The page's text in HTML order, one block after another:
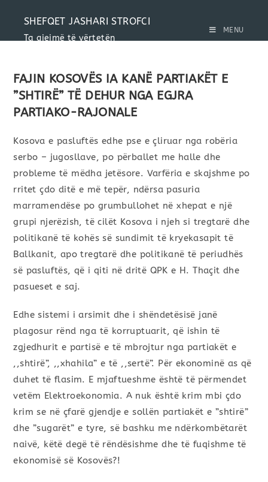
SHEFQET JASHARI STROFCI
Ta gjejmë të vërtetën
MENU
FAJIN KOSOVËS IA KANË PARTIAKËT E
”SHTIRË” TË DEHUR NGA EGJRA
PARTIAKO-RAJONALE
Kosova e pasluftës edhe pse e çliruar nga robëria
serbo – jugosllave, po përballet me halle dhe
probleme të mëdha jetësore. Varfëria e skajshme po
rritet çdo ditë e më tepër, ndërsa pasuria
marramendëse po grumbullohet në xhepat e një
grupi njerëzish, të cilët Kosova i njeh si tregtarë dhe
politikanë të kohës së sundimit të kryekasapit të
Ballkanit, apo tregtarë dhe politikanë të periudhës
së pasluftës, që i qiti në dritë QPK e H. Thaçit dhe
pasueset e saj.
Edhe sistemi i arsimit dhe i shëndetësisë janë
plagosur rënd nga të korruptuarit, që ishin të
zgjedhurit e partisë e të mbrojtur nga partiakët e
,,shtirë”, ,,xhahila” e të ,,sertë”. Për ekonominë as që
duhet të flasim. E mjaftueshme është të përmendet
vetëm Elektroekonomia. A nuk është krim mbi çdo
krim se në çfarë gjendje e sollën partiakët e ”shtirë”
dhe ”sugarët” e tyre, së bashku me ndërkombëtarët
naivë, këtë degë të rëndësishme dhe të fuqishme të
ekonomisë së Kosovës?!